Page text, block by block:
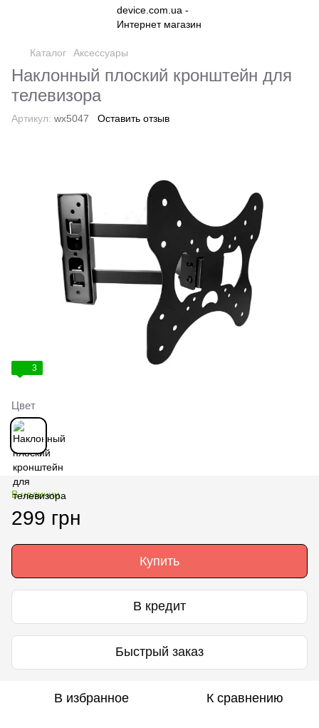
Каталог Аксессуары
Наклонный плоский кронштейн для
телевизора
Артикул: wx5047 Оставить отзыв
3
Цвет
В наличии
299 грн
Купить
В кредит
Быстрый заказ
В избранное К сравнению